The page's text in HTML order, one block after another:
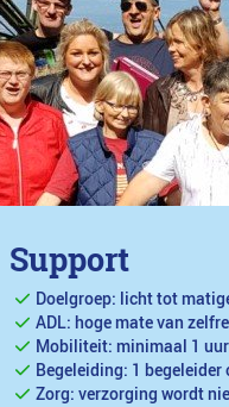
Support
Doelgroep: licht tot
ADL: hoge mate van
Mobiliteit: minimaal 1
Begeleiding: 1 begeleider
Zorg: verzorging wordt